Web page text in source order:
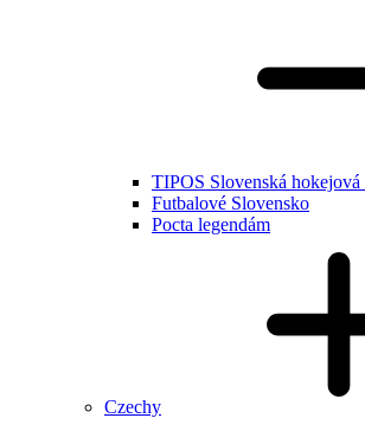
TIPOS Slovenská hokejová
Futbalové Slovensko
Pocta legendám
Czechy